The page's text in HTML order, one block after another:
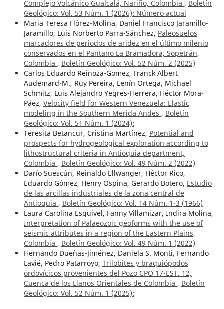
Complejo Volcánico Gualcalá, Nariño, Colombia , Boletín
Geológico: Vol. 53 Núm. 1 (2026): ¨Número actual
Maria Teresa Flórez-Molina, Daniel Francisco Jaramillo-
Jaramillo, Luis Norberto Parra-Sánchez, Paleosuelos
marcadores de periodos de aridez en el último milenio
conservados en el Pantano La Bramadora, Sopetrán,
Colombia , Boletín Geológico: Vol. 52 Núm. 2 (2025)
Carlos Eduardo Reinoza-Gomez, Franck Albert
Audemard-M., Ruy Pereira, Lenín Ortega, Michael
Schmitz, Luis Alejandro Yegres-Herrera, Héctor Mora-
Páez, Velocity field for Western Venezuela: Elastic
modeling in the Southern Merida Andes , Boletín
Geológico: Vol. 51 Núm. 1 (2024):
Teresita Betancur, Cristina Martínez, Potential and
prospects for hydrogeological exploration according to
lithostructural criteria in Antioquia department,
Colombia , Boletín Geológico: Vol. 49 Núm. 2 (2022)
Darío Suescún, Reinaldo Ellwanger, Héctor Rico,
Eduardo Gómez, Henry Ospina, Gerardo Botero, Estudio
de las arcillas industriales de la zona central de
Antioquia , Boletín Geológico: Vol. 14 Núm. 1-3 (1966)
Laura Carolina Esquivel, Fanny Villamizar, Indira Molina,
Interpretation of Palaeozoic geoforms with the use of
seismic attributes in a region of the Eastern Plains,
Colombia , Boletín Geológico: Vol. 49 Núm. 1 (2022)
Hernando Dueñas-Jiménez, Daniela S. Monti, Fernando
Lavié, Pedro Patarroyo, Trilobites y braquiópodos
ordovícicos provenientes del Pozo CPO 17-EST. 12,
Cuenca de los Llanos Orientales de Colombia , Boletín
Geológico: Vol. 52 Núm. 1 (2025):